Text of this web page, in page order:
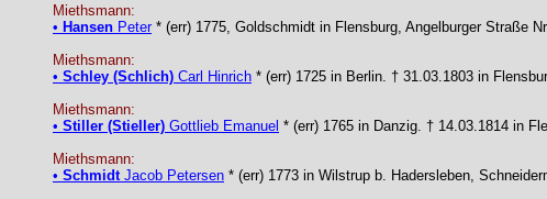
Miethsmann:
• Hansen Peter * (err) 1775, Goldschmidt in Flensburg, Angelburger Straße
Miethsmann:
• Schley (Schlich) Carl Hinrich * (err) 1725 in Berlin. † 31.03.1803 in
Miethsmann:
• Stiller (Stieller) Gottlieb Emanuel * (err) 1765 in Danzig. † 14.03.1814 in
Miethsmann:
• SchmidtJacob Petersen * (err) 1773 in Wilstrup b. Hadersleben,